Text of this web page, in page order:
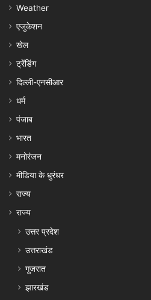
Weather
एजुकेशन
खेल
ट्रेंडिंग
दिल्ली-एनसीआर
धर्म
पंजाब
भारत
मनोरंजन
मीडिया के धुरंधर
राज्य
राज्य
उत्तर प्रदेश
उत्तराखंड
गुजरात
झारखंड